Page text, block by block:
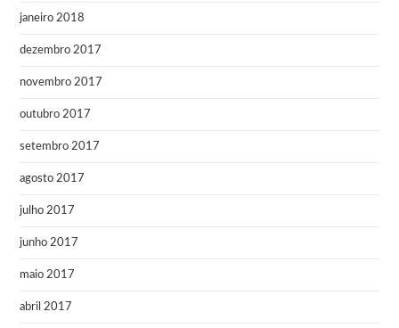
janeiro 2018
dezembro 2017
novembro 2017
outubro 2017
setembro 2017
agosto 2017
julho 2017
junho 2017
maio 2017
abril 2017